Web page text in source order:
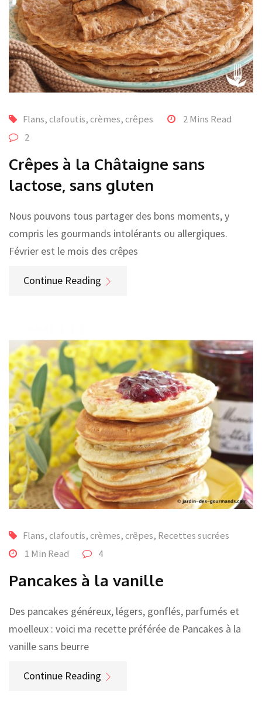
Flans, clafoutis, crèmes, crêpes
2 Mins Read
2
Crêpes à la Châtaigne sans
lactose, sans gluten
Nous pouvons tous partager des bons moments, y
compris les gourmands intolérants ou allergiques.
Février est le mois des crêpes
Continue Reading
Flans, clafoutis, crèmes, crêpes, Recettes sucrées
1 Min Read
4
Pancakes à la vanille
Des pancakes généreux, légers, gonflés, parfumés et
moelleux : voici ma recette préférée de Pancakes à la
vanille sans beurre
Continue Reading